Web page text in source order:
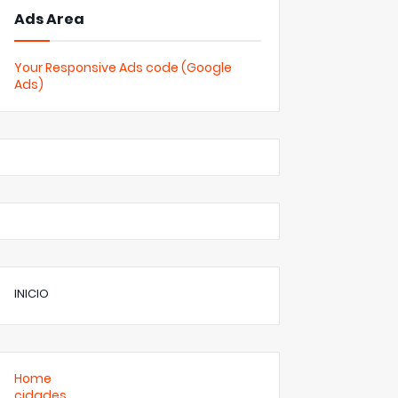
Ads Area
Your Responsive Ads code (Google
Ads)
INICIO
Home